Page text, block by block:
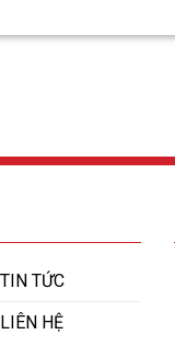
TIN TỨC
LIÊN HỆ